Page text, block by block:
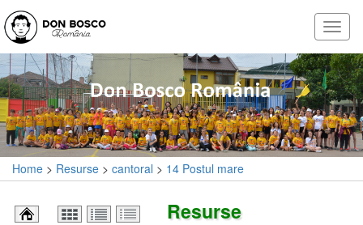
Home > Resurse > cantoral > 14 Postul mare
Resurse